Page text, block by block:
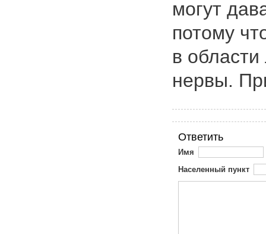
могут
потому
в области
нервы.
Ответить
Имя
Населенный пункт